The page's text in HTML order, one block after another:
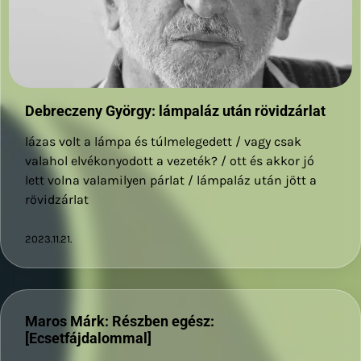
Debreczeny György: lámpaláz után rövidzárlat
lázas volt a lámpa és túlmelegedett / vagy csak
valahol elvékonyodott a vezeték? / ott és akkor jó
lett volna valamilyen párlat / lámpaláz után jött a
rövidzárlat
2023.11.21.
Maros Márk: Részben egész:
[Ecsetfájdalommal]